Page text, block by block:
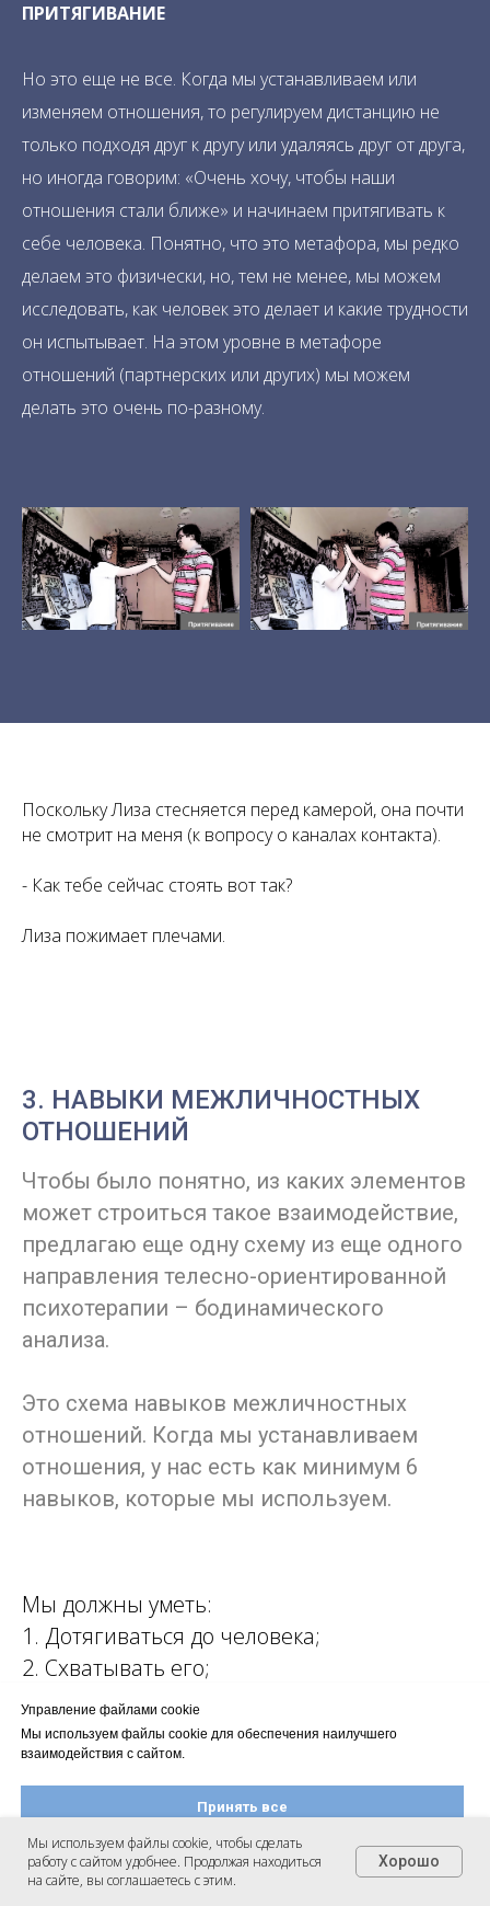
Управление файлами cookie
Мы используем файлы cookie для обеспечения наилучшего
взаимодействия с сайтом.
Принять все
Настроить файлы cookie
ПРИТЯГИВАНИЕ
Но это еще не все. Когда мы устанавливаем или
изменяем отношения, то регулируем дистанцию не
только подходя друг к другу или удаляясь друг от друга,
но иногда говорим: «Очень хочу, чтобы наши
отношения стали ближе» и начинаем притягивать к
себе человека. Понятно, что это метафора, мы редко
делаем это физически, но, тем не менее, мы можем
исследовать, как человек это делает и какие трудности
он испытывает. На этом уровне в метафоре
отношений (партнерских или других) мы можем
делать это очень по-разному.
Поскольку Лиза стесняется перед камерой, она почти
не смотрит на меня (к вопросу о каналах контакта).
- Как тебе сейчас стоять вот так?
Лиза пожимает плечами.
3. НАВЫКИ МЕЖЛИЧНОСТНЫХ
ОТНОШЕНИЙ
Чтобы было понятно, из каких элементов
может строиться такое взаимодействие,
предлагаю еще одну схему из еще одного
направления телесно-ориентированной
психотерапии – бодинамического
анализа.
Это схема навыков межличностных
отношений. Когда мы устанавливаем
отношения, у нас есть как минимум 6
навыков, которые мы используем.
Мы должны уметь:
1. Дотягиваться до человека;
2. Схватывать его;
3. Притягивать и удерживать его около
себя;
4. Получать и давать в этом
взаимодействии;
5. Отталкивать и держать на расстоянии,
если хотим, чтобы наши отношения были
ограниченными и достаточно здоровыми;
Мы используем файлы cookie, чтобы сделать
работу с сайтом удобнее. Продолжая находиться
на сайте, вы соглашаетесь с этим.
Хорошо